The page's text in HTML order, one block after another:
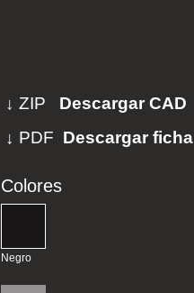
↓ ZIP Descargar CAD
↓ PDF Descargar ficha
Colores
Negro